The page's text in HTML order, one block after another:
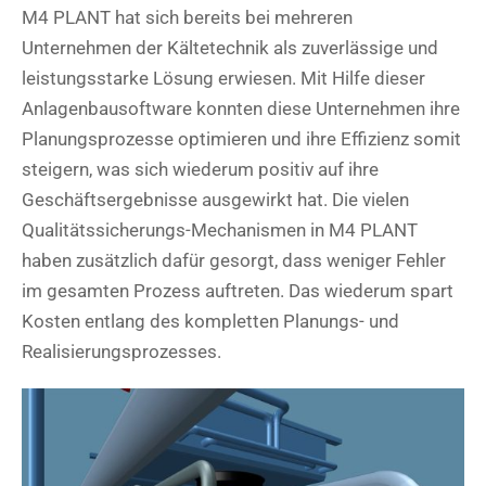
M4 PLANT hat sich bereits bei mehreren
Unternehmen der Kältetechnik als zuverlässige und
leistungsstarke Lösung erwiesen. Mit Hilfe dieser
Anlagenbausoftware konnten diese Unternehmen ihre
Planungsprozesse optimieren und ihre Effizienz somit
steigern, was sich wiederum positiv auf ihre
Geschäftsergebnisse ausgewirkt hat. Die vielen
Qualitätssicherungs-Mechanismen in M4 PLANT
haben zusätzlich dafür gesorgt, dass weniger Fehler
im gesamten Prozess auftreten. Das wiederum spart
Kosten entlang des kompletten Planungs- und
Realisierungsprozesses.